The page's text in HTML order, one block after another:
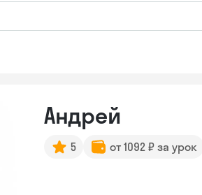
Андрей
5 от 1092 ₽ за урок